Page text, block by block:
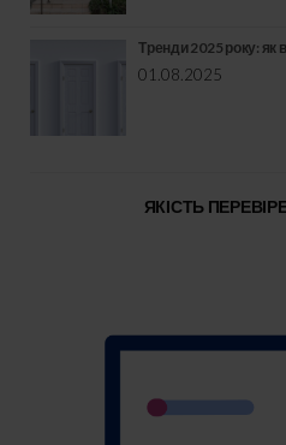
Тренди 2025 року: як
01.08.2025
ЯКІСТЬ